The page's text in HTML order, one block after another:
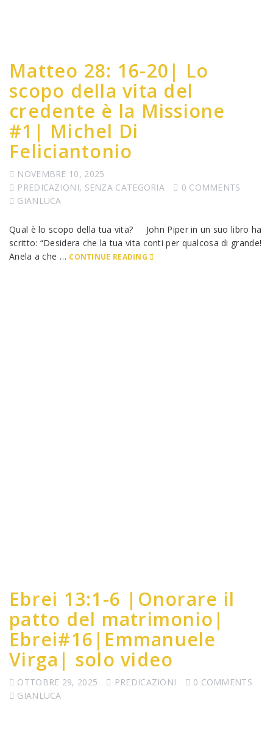
Matteo 28: 16-20| Lo
scopo della vita del
credente è la Missione
#1| Michel Di
Feliciantonio
NOVEMBRE 10, 2025
PREDICAZIONI, SENZA CATEGORIA
0 COMMENTS
GIANLUCA
Qual è lo scopo della tua vita? John Piper in un suo libro ha
scritto: “Desidera che la tua vita conti per qualcosa di grande!
Anela a che … CONTINUE READING
Ebrei 13:1-6 |Onorare il
patto del matrimonio|
Ebrei#16|Emmanuele
Virga| solo video
OTTOBRE 29, 2025 PREDICAZIONI
0 COMMENTS
GIANLUCA